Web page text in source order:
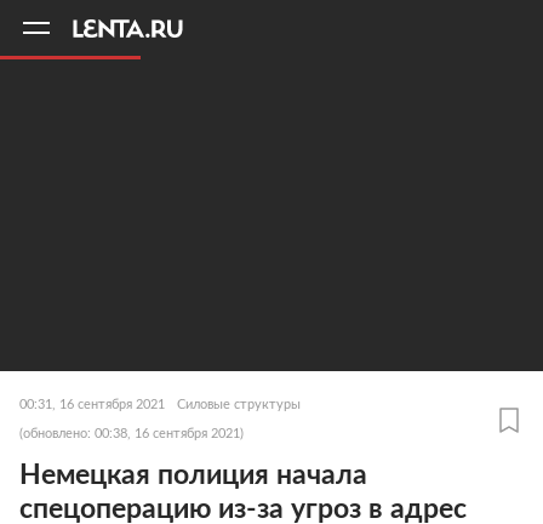
00:31, 16 сентября 2021 Силовые структуры
(обновлено: 00:38, 16 сентября 2021)
Немецкая полиция начала
спецоперацию из-за угроз в адрес